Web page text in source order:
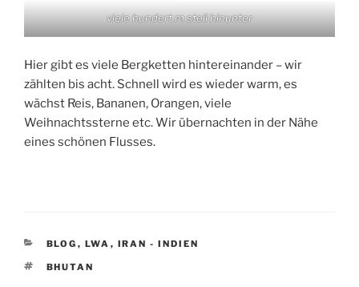
viele hundert m steil hinunter
Hier gibt es viele Bergketten hintereinander – wir
zählten bis acht. Schnell wird es wieder warm, es
wächst Reis, Bananen, Orangen, viele
Weihnachtssterne etc. Wir übernachten in der Nähe
eines schönen Flusses.
KATEGORIEN
BLOG , LWA , IRAN - INDIEN
SCHLAGWÖRTER
BHUTAN